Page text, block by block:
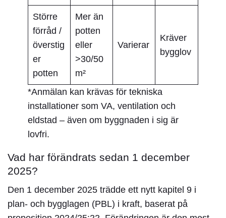
Större
förråd /
överstig
er
potten
Mer än
potten
eller
>30/50
m²
Varierar
Kräver
bygglov
*Anmälan kan krävas för tekniska
installationer som VA, ventilation och
eldstad – även om byggnaden i sig är
lovfri.
Vad har förändrats sedan 1 december
2025?
Den 1 december 2025 trädde ett nytt kapitel 9 i
plan- och bygglagen (PBL) i kraft, baserat på